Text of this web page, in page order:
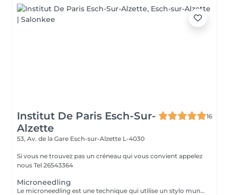
Institut De Paris Esch-Sur-
Alzette
16
53, Av. de la Gare Esch-sur-Alzette L-4030
Si vous ne trouvez pas un créneau qui vous convient appelez
nous Tel 26543364
Microneedling
Le microneedling est une technique qui utilise un stylo muni de micro-aiguilles qui permettent de créer des canaux dans la peau afin de faire pénétrer le sérum au cur du derme .C'est un traitement peu invasif qui s'avère efficace contre le vieillissement cutané afin de ralentir les effets de l'âge .Le microneedling redensifie la peau afin de la rendre de meilleure qualité et permet ainsi la régénération de la peau pour un teint plus éclatant